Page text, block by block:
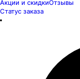
Акции и скидкиОтзывы
Статус заказа